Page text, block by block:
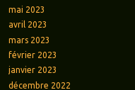
mai 2023
avril 2023
mars 2023
février 2023
janvier 2023
décembre 2022